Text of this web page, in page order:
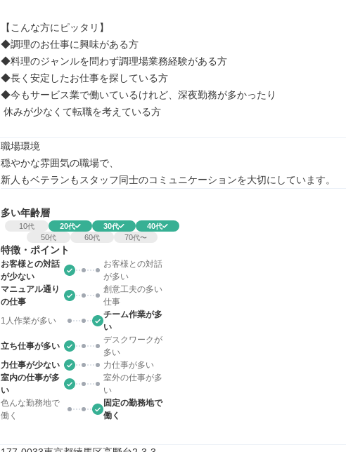
【こんな方にピッタリ】
◆調理のお仕事に興味がある方
◆料理のジャンルを問わず調理場業務経験がある方
◆長く安定したお仕事を探している方
◆今もサービス業で働いているけれど、深夜勤務が多かったり
休みが少なくて転職を考えている方
職場環境
穏やかな雰囲気の職場で、
新人もベテランもスタッフ同士のコミュニケーションを大切にしています。
多い年齢層
10代 20代 30代 40代
50代 60代 70代〜
特徴・ポイント
お客様との対話
が少ない
お客様との対話
が多い
マニュアル通り
の仕事
創意工夫の多い
仕事
1人作業が多い
チーム作業が多
い
立ち仕事が多い
デスクワークが
多い
力仕事が少ない
力仕事が多い
室内の仕事が多
い
室外の仕事が多
い
色んな勤務地で
働く
固定の勤務地で
働く